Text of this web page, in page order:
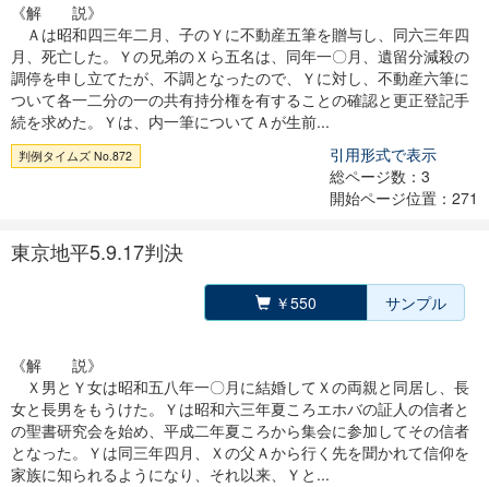
《解 説》
Ａは昭和四三年二月、子のＹに不動産五筆を贈与し、同六三年四
月、死亡した。Ｙの兄弟のＸら五名は、同年一〇月、遺留分減殺の
調停を申し立てたが、不調となったので、Ｙに対し、不動産六筆に
ついて各一二分の一の共有持分権を有することの確認と更正登記手
続を求めた。Ｙは、内一筆についてＡが生前...
判例タイムズ No.872
引用形式で表示
総ページ数：3
開始ページ位置：271
東京地平5.9.17判決
￥550 サンプル
《解 説》
Ｘ男とＹ女は昭和五八年一〇月に結婚してＸの両親と同居し、長
女と長男をもうけた。Ｙは昭和六三年夏ころエホバの証人の信者と
の聖書研究会を始め、平成二年夏ころから集会に参加してその信者
となった。Ｙは同三年四月、Ｘの父Ａから行く先を聞かれて信仰を
家族に知られるようになり、それ以来、Ｙと...